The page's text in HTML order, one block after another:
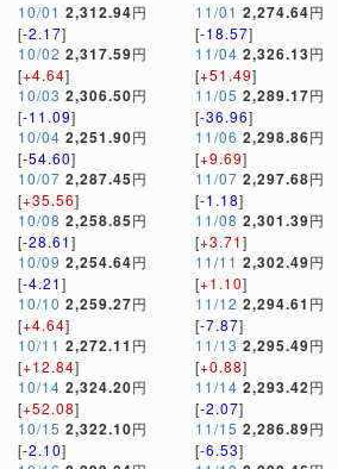
10/01 2,312.94円
[-2.17]
10/02 2,317.59円
[+4.64]
10/03 2,306.50円
[-11.09]
10/04 2,251.90円
[-54.60]
10/07 2,287.45円
[+35.56]
10/08 2,258.85円
[-28.61]
10/09 2,254.64円
[-4.21]
10/10 2,259.27円
[+4.64]
10/11 2,272.11 円
[+12.84]
10/14 2,324.20円
[+52.08]
10/15 2,322.10円
[-2.10]
11/01 2,274.64円
[-18.57]
11/04 2,326.13円
[+51.49]
11/05 2,289.17円
[-36.96]
11/06 2,298.86円
[+9.69]
11/07 2,297.68円
[-1.18]
11/08 2,301.39円
[+3.71]
11/11 2,302.49円
[+1.10]
11/12 2,294.61 円
[-7.87]
11/13 2,295.49円
[+0.88]
11/14 2,293.42円
[-2.07]
11/15 2,286.89円
[-6.53]